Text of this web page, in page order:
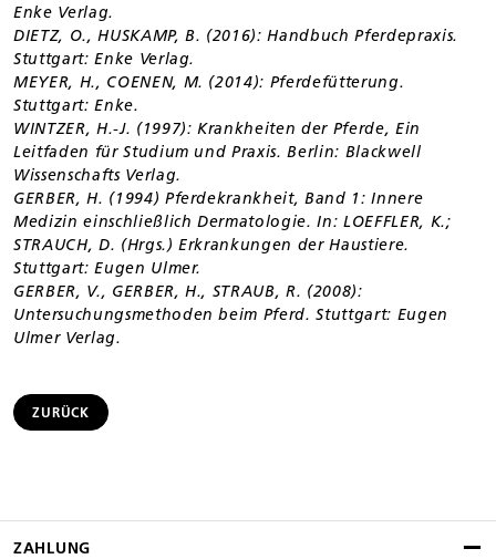
Enke Verlag.
DIETZ, O., HUSKAMP, B. (2016): Handbuch Pferdepraxis.
Stuttgart: Enke Verlag.
MEYER, H., COENEN, M. (2014): Pferdefütterung.
Stuttgart: Enke.
WINTZER, H.-J. (1997): Krankheiten der Pferde, Ein
Leitfaden für Studium und Praxis. Berlin: Blackwell
Wissenschafts Verlag.
GERBER, H. (1994) Pferdekrankheit, Band 1: Innere
Medizin einschließlich Dermatologie. In: LOEFFLER, K.;
STRAUCH, D. (Hrgs.) Erkrankungen der Haustiere.
Stuttgart: Eugen Ulmer.
GERBER, V., GERBER, H., STRAUB, R. (2008):
Untersuchungsmethoden beim Pferd. Stuttgart: Eugen
Ulmer Verlag.
ZURÜCK
ZAHLUNG